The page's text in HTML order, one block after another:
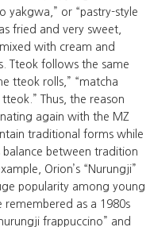
yakgwa,” or “pastry-style
fried and very sweet,
with cream and
Tteok follows the same
tteok rolls,” “matcha
Thus, the reason
again with the MZ
traditional forms while
balance between tradition
Orion’s “Nurungji”
popularity among young
as a 1980s
frappuccino” and